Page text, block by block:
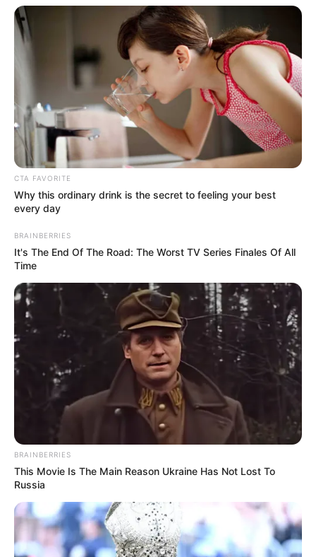
CTA FAVORITE
Why this ordinary drink is the secret to feeling your best
every day
BRAINBERRIES
It's The End Of The Road: The Worst TV Series Finales Of All
Time
BRAINBERRIES
This Movie Is The Main Reason Ukraine Has Not Lost To
Russia